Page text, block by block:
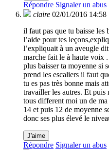
Répondre Signaler un abus
claire 02/01/2016 14:58
il faut pas que tu baisse les
l’aide pour tes
l’expliquait à un aveugle
marche fait le à haute voix
plus baisser ta moyenne si
prend les escaliers il faut
tu es pas très bonne mais
travailler les autres. Et puis
tous different moi un de ma
14 et puis 12 de moyenne
donc ses plus élevé le
J'aime
Répondre Signaler un abus